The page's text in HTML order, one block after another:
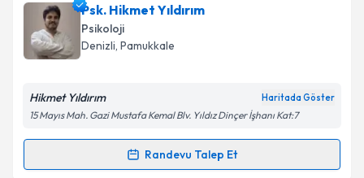
Psk. Fatmanur Çaliçin randevu takvimi talebi
oluşturun. Size bu uzmandan randevu almanız için bir
takvim hazırlandığında e-posta ile bilgilendireceğiz.
Kişisel verilerimin işlenmesine ilişkin
Metni'ni okudum ve kişisel verilerimin belirtilen
Psk. Hikmet Yıldırım
Psikoloji
Denizli, Pamukkale
Hikmet Yıldırım Haritada Göster
15 Mayıs Mah. Gazi Mustafa Kemal Blv. Yıldız Dinçer İşhanı Kat:7
Randevu Talep Et
Randevu Takvimi Talebi